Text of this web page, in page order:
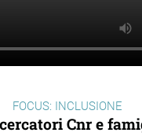
FOCUS: INCLUSIONE
Cnr e